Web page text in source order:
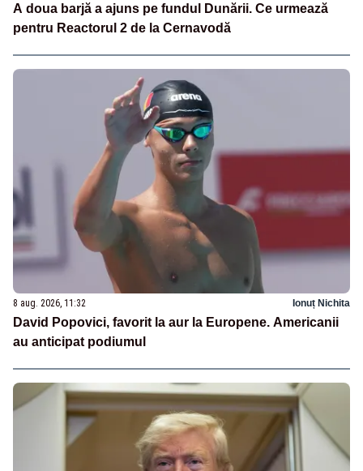
A doua barjă a ajuns pe fundul Dunării. Ce urmează
pentru Reactorul 2 de la Cernavodă
8 aug. 2026, 11:32 Ionuț Nichita
David Popovici, favorit la aur la Europene. Americanii
au anticipat podiumul